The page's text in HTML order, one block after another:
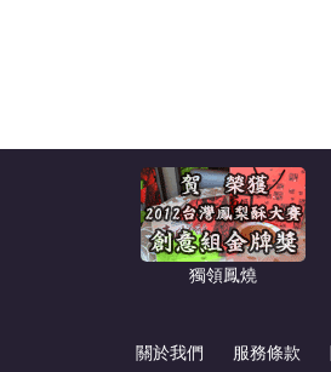
獨領鳳燒
關於我們 服務條款